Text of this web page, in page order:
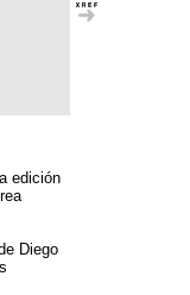
edición
Diego